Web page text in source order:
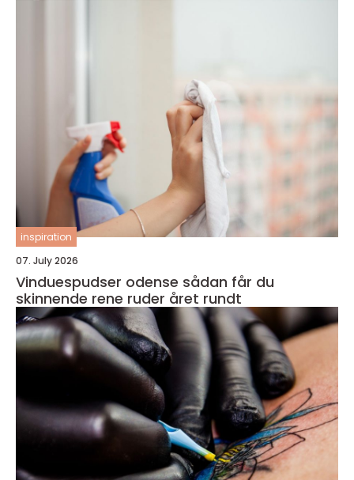
inspiration
07. July 2026
Vinduespudser odense sådan får du
skinnende rene ruder året rundt